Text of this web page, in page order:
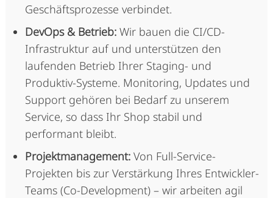
Geschäftsprozesse verbindet.
DevOps & Betrieb:Wir bauen die CI/CD-
Infrastruktur auf und unterstützen den
laufenden Betrieb Ihrer Staging- und
Produktiv-Systeme. Monitoring, Updates und
Support gehören bei Bedarf zu unserem
Service, so dass Ihr Shop stabil und
performant bleibt.
Projektmanagement:Von Full-Service-
Projekten bis zur Verstärkung Ihres Entwickler-
Teams (Co-Development) – wir arbeiten agil